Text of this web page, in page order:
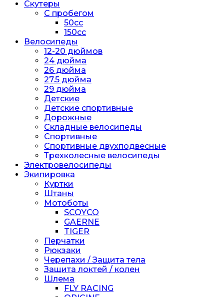
Скутеры
С пробегом
50cc
150cc
Велосипеды
12-20 дюймов
24 дюйма
26 дюйма
27.5 дюйма
29 дюйма
Детские
Детские спортивные
Дорожные
Складные велосипеды
Спортивные
Спортивные двухподвесные
Трехколесные велосипеды
Электровелосипеды
Экипировка
Куртки
Штаны
Мотоботы
SCOYCO
GAERNE
TIGER
Перчатки
Рюкзаки
Черепахи / Защита тела
Защита локтей / колен
Шлема
FLY RACING